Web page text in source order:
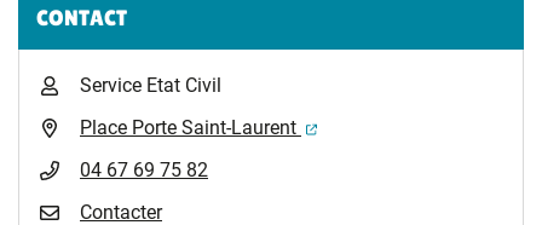
CONTACT
Service Etat Civil
Place Porte Saint-Laurent
(ouverture dans un
04 67 69 75 82
Contacter